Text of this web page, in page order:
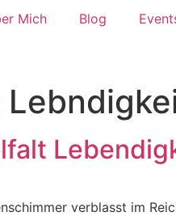
Mich Blog
verblasst im